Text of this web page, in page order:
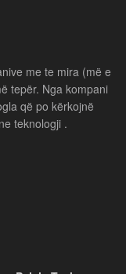
me te mira (më e
tepër. Nga kompani
që po kërkojnë
teknologji .